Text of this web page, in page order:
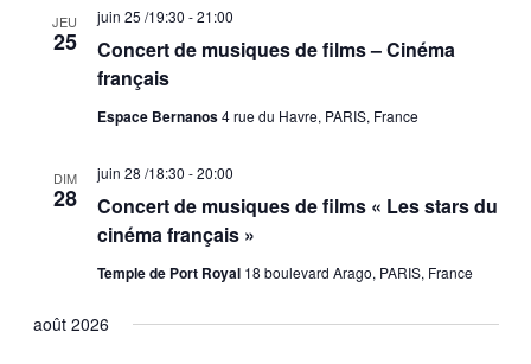
vues
JEU
25
Concert de musiques de films – Cinéma
français
juin 25 /19:30 -21:00
Espace Bernanos4 rue du Havre, PARIS, France
DIM
28
Concert de musiques de films « Les stars du
cinéma français »
juin 28 /18:30 -20:00
Temple de Port Royal 18 boulevard Arago, PARIS, France
août 2026